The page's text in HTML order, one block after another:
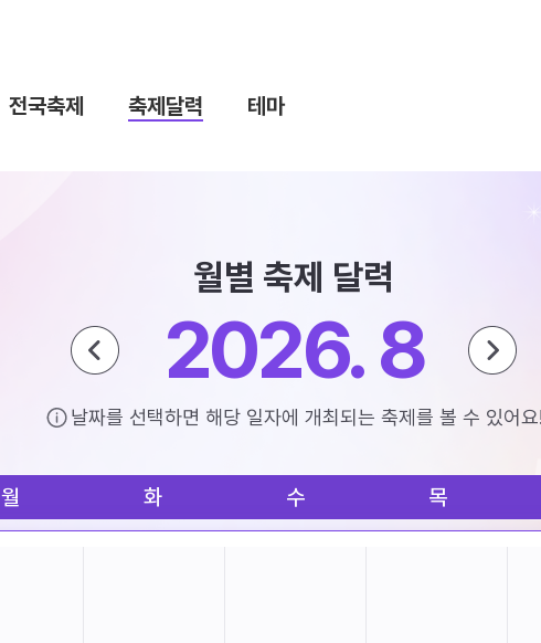
전국축제 축제달력 테마
월별 축제 달력
2026. 8
날짜를 선택하면 해당 일자에 개최되는 축제를 볼 수 있어
월 화 수 목